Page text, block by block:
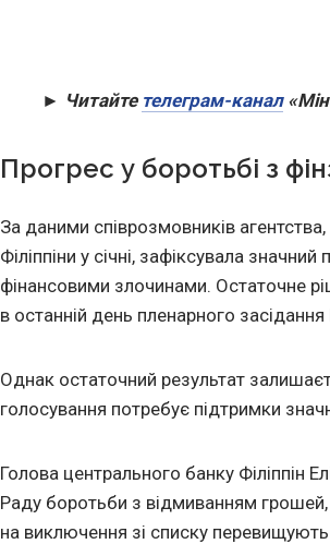
► Читайте телеграм-канал
Прогрес у боротьбі з
За даними співрозмовників агентства,
Філіппіни у січні, зафіксувала
фінансовими злочинами. Остаточне
в останній день пленарного
Однак остаточний результат
голосування потребує підтримки
Голова центрального банку Філіппін
Раду боротьби з відмиванням
на виключення зі списку